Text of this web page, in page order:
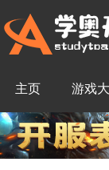
主页 游戏